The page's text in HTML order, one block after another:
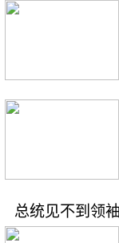
总统见不到领